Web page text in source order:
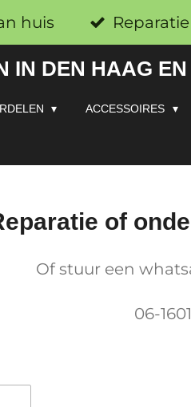
huis
IN DEN HAAG
ACCESSOIRES
of
Of stuur een
06-